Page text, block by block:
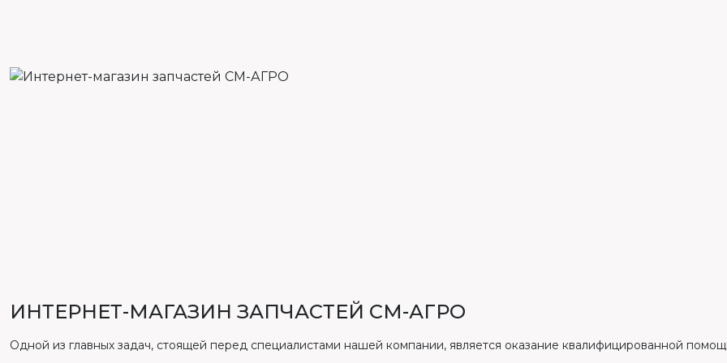
ИНТЕРНЕТ-МАГАЗИН ЗАПЧАСТЕЙ СМ-АГРО
Одной из главных задач, стоящей перед специалистами нашей компании, является оказание квалифицированной